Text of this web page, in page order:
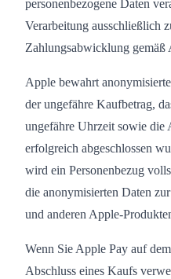
personenbezogene Daten
Verarbeitung ausschließlich
Zahlungsabwicklung
Apple bewahrt
der ungefähre Kaufbetrag,
ungefähre Uhrzeit sowie die
erfolgreich abgeschlossen
wird ein Personenbezug
die anonymisierten Daten
und anderen Apple-
Wenn Sie Apple Pay auf
Abschluss eines Kaufs